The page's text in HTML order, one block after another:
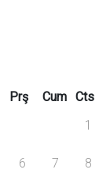
Prş Cum Cts
1
6 7 8